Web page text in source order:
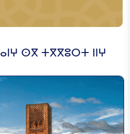
ⵙⴳ ⵜⴳⴳⵓⵔⵜ ⵏⵏⵖ